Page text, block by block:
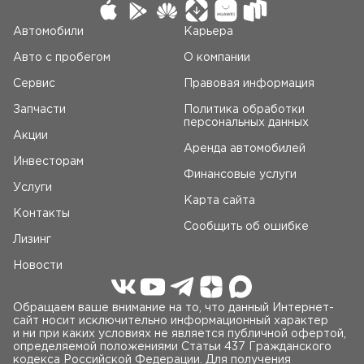
Автомобили
Авто c пробегом
Сервис
Запчасти
Акции
Инвесторам
Услуги
Контакты
Лизинг
Новости
Карьера
О компании
Правовая информация
Политика обработки
персональных данных
Аренда автомобилей
Финансовые услуги
Карта сайта
Сообщить об ошибке
Обращаем ваше внимание на то, что данный Интернет-
сайт носит исключительно информационный характер
и ни при каких условиях не является публичной офертой,
определяемой положениями Статьи 437 Гражданского
кодекса Российской Федерации. Для получения